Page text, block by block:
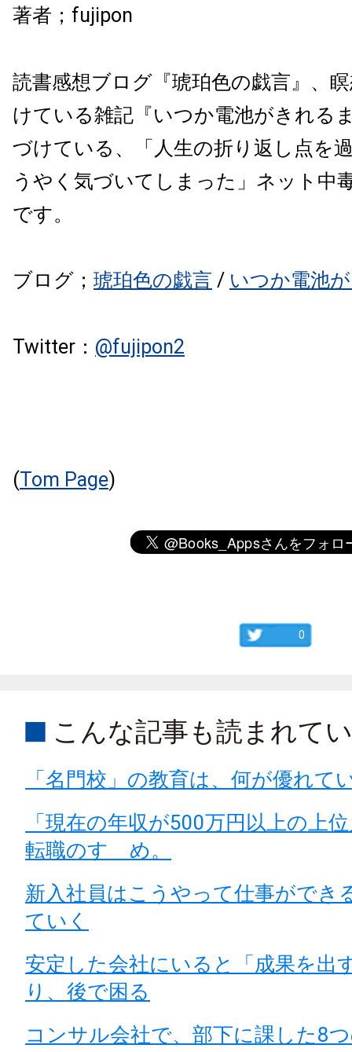
著者； fujipon
読書感想ブログ『琥珀色の戯言』、
けている雑記『いつか電池がきれる
づけている、「 人生の折り返し点を
うやく気づいてしまった」 ネット中
です。
ブログ； 琥珀色の戯言 / いつか電池
Twitter： @fujipon2
(Tom Page)
0
こんな記事も読まれて
「名門校」の教育は、何が優れて
「現在の年収が500万円以上の上
転職のすゝめ。
新入社員はこうやって仕事ができ
ていく
安定した会社にいると「成果を出
り、後で困る
コンサル会社で、部下に課した8